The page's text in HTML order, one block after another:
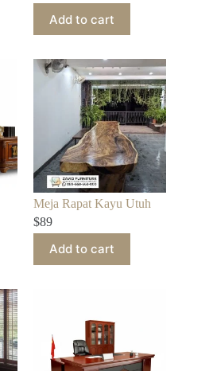
Add to cart
Meja Rapat Kayu Utuh
$89
Add to cart